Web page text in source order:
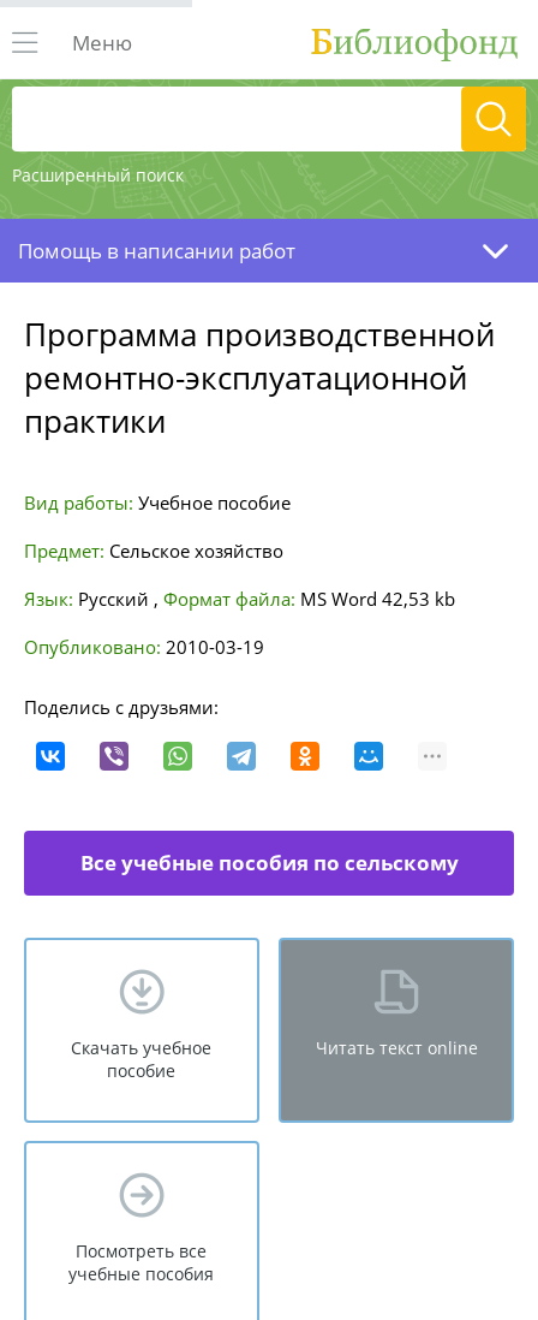
Расширенный поиск
Меню
Помощь в написании работ
Программа производственной
ремонтно-эксплуатационной
практики
Вид работы: Учебное пособие
Предмет: Сельское хозяйство
Язык: Русский , Формат файла: MS Word 42,53 kb
Опубликовано: 2010-03-19
Поделись с друзьями:
Все учебные пособия по сельскому
Скачать учебное
пособие
Читать текст online
Посмотреть все
учебные пособия